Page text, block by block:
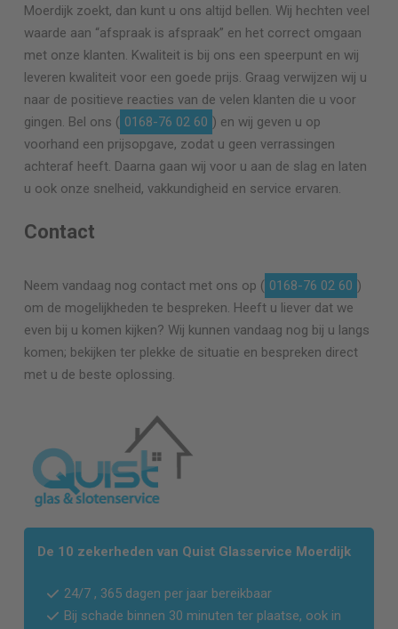
Moerdijk zoekt, dan kunt u ons altijd bellen. Wij hechten veel
waarde aan “afspraak is afspraak” en het correct omgaan
met onze klanten. Kwaliteit is bij ons een speerpunt en wij
leveren kwaliteit voor een goede prijs. Graag verwijzen wij u
naar de positieve reacties van de velen klanten die u voor
gingen. Bel ons ( 0168-76 02 60 ) en wij geven u op
voorhand een prijsopgave, zodat u geen verrassingen
achteraf heeft. Daarna gaan wij voor u aan de slag en laten
u ook onze snelheid, vakkundigheid en service ervaren.
Contact
Neem vandaag nog contact met ons op ( 0168-76 02 60 )
om de mogelijkheden te bespreken. Heeft u liever dat we
even bij u komen kijken? Wij kunnen vandaag nog bij u langs
komen; bekijken ter plekke de situatie en bespreken direct
met u de beste oplossing.
De 10 zekerheden van Quist Glasservice Moerdijk
24/7 , 365 dagen per jaar bereikbaar
Bij schade binnen 30 minuten ter plaatse, ook in